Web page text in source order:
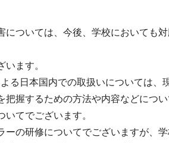
については、今後、学校においても
ます。
る日本国内での取扱いについては、
握するための方法や内容などについ
てでございます。
ーの研修についてでございますが、